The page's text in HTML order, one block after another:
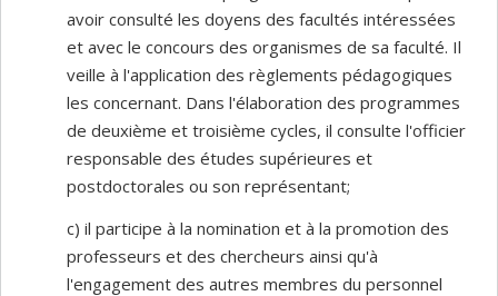
avoir consulté les doyens des facultés intéressées
et avec le concours des organismes de sa faculté. Il
veille à l'application des règlements pédagogiques
les concernant. Dans l'élaboration des programmes
de deuxième et troisième cycles, il consulte l'officier
responsable des études supérieures et
postdoctorales ou son représentant;
c) il participe à la nomination et à la promotion des
professeurs et des chercheurs ainsi qu'à
l'engagement des autres membres du personnel